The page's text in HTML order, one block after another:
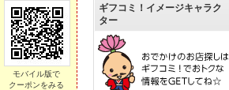
モバイル版で
クーポンをみる
ギフコミ！イメージキャラク
ター